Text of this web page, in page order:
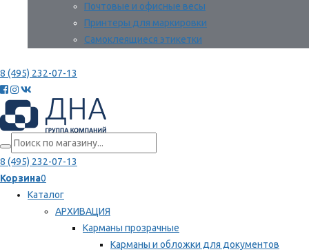
Почтовые и офисные весы
Принтеры для маркировки
Самоклеящиеся этикетки
8 (495) 232-07-13
8 (495) 232-07-13
Корзина0
Каталог
АРХИВАЦИЯ
Карманы прозрачные
Карманы и обложки для документов